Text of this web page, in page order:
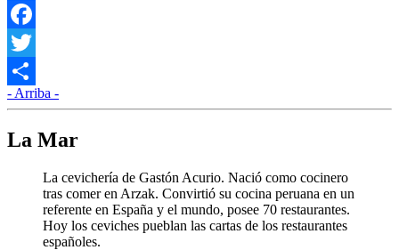
Facebook
Twitter
Compartir
- Arriba -
La Mar
La cevichería de Gastón Acurio. Nació como cocinero
tras comer en Arzak. Convirtió su cocina peruana en un
referente en España y el mundo, posee 70 restaurantes.
Hoy los ceviches pueblan las cartas de los restaurantes
españoles.